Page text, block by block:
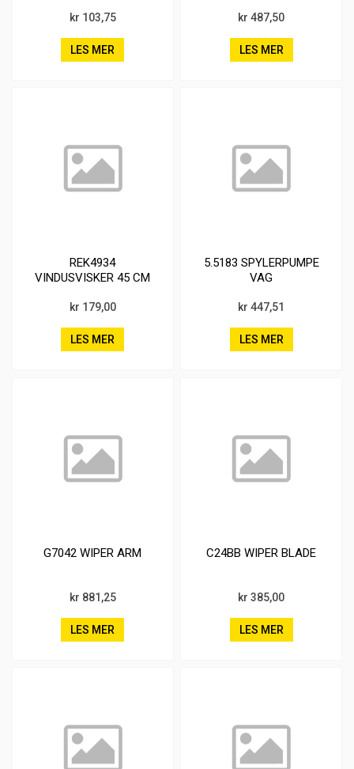
kr 103,75
LES MER
kr 487,50
LES MER
REK4934
VINDUSVISKER 45 CM
kr 179,00
LES MER
5.5183 SPYLERPUMPE
VAG
kr 447,51
LES MER
G7042 WIPER ARM
kr 881,25
LES MER
C24BB WIPER BLADE
kr 385,00
LES MER